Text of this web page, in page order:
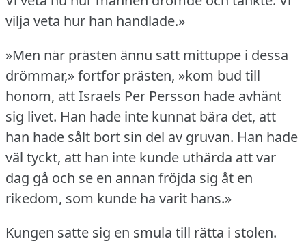
vilja veta hur han handlade.»
»Men när prästen ännu satt mittuppe i dessa
drömmar,» fortfor prästen, »kom bud till
honom, att Israels Per Persson hade avhänt
sig livet. Han hade inte kunnat bära det, att
han hade sålt bort sin del av gruvan. Han hade
väl tyckt, att han inte kunde uthärda att var
dag gå och se en annan fröjda sig åt en
rikedom, som kunde ha varit hans.»
Kungen satte sig en smula till rätta i stolen.